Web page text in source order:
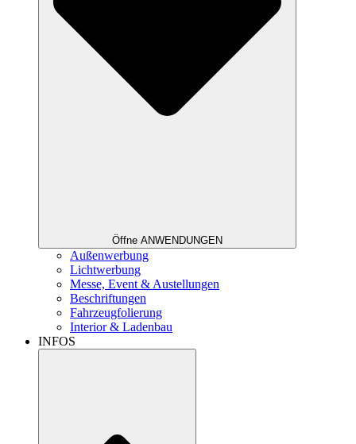
Öffne ANWENDUNGEN
Außenwerbung
Lichtwerbung
Messe, Event & Austellungen
Beschriftungen
Fahrzeugfolierung
Interior & Ladenbau
INFOS